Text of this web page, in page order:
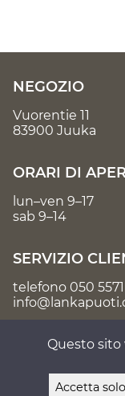
NEGOZIO
Vuorentie 11
83900 Juuka
ORARI DI
lun–ven 9–17
sab 9–14
SERVIZIO
telefono 050
Questo sito
Accetta